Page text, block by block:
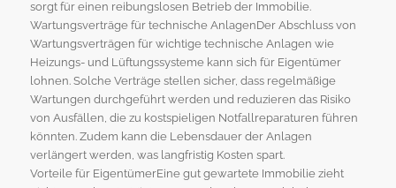
sorgt für einen reibungslosen Betrieb der Immobilie.
Wartungsverträge für technische AnlagenDer Abschluss von
Wartungsverträgen für wichtige technische Anlagen wie
Heizungs- und Lüftungssysteme kann sich für Eigentümer
lohnen. Solche Verträge stellen sicher, dass regelmäßige
Wartungen durchgeführt werden und reduzieren das Risiko
von Ausfällen, die zu kostspieligen Notfallreparaturen führen
könnten. Zudem kann die Lebensdauer der Anlagen
verlängert werden, was langfristig Kosten spart.
Vorteile für EigentümerEine gut gewartete Immobilie zieht